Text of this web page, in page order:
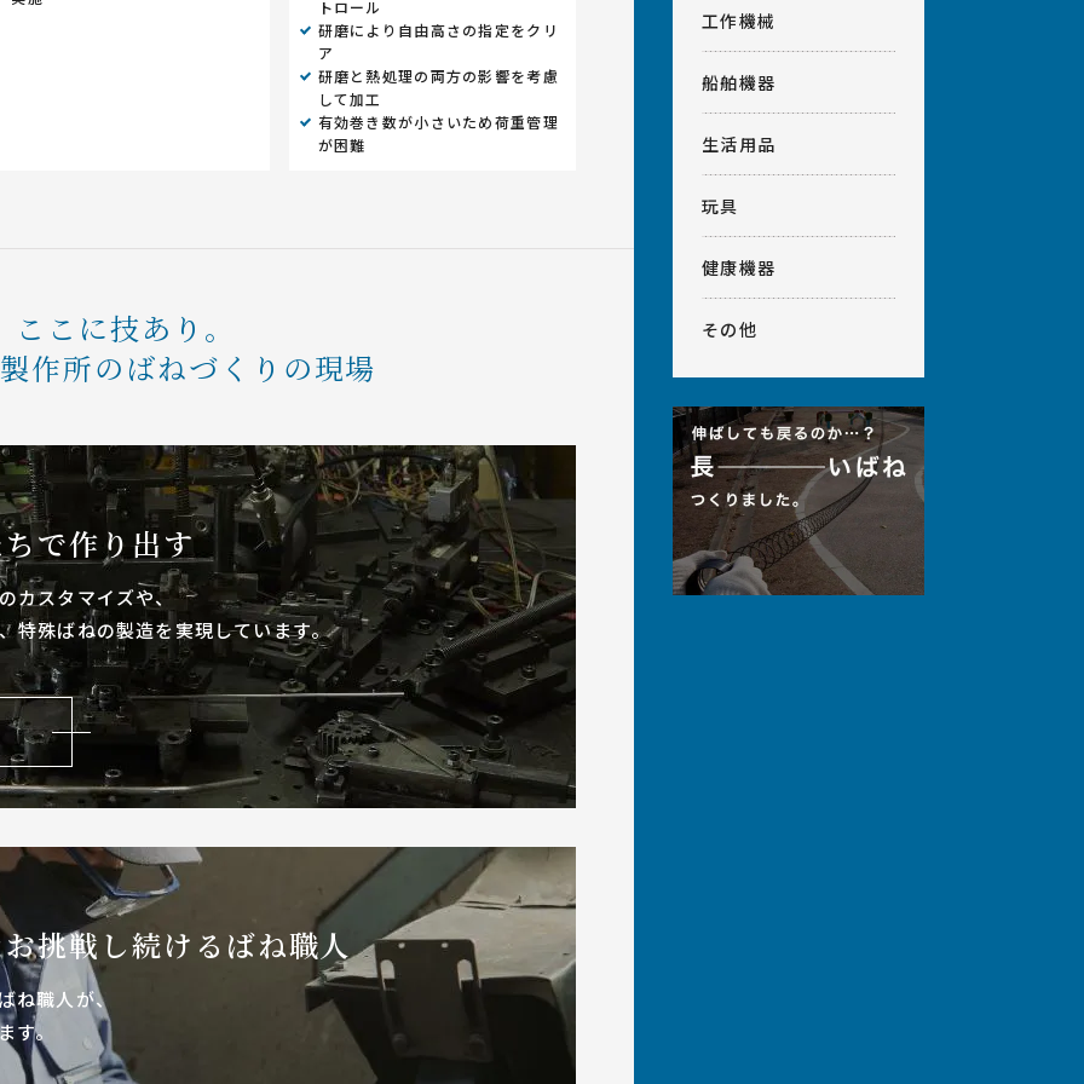
工作機械
船舶機器
生活用品
玩具
健康機器
その他
トロール
研磨により自由高さの指定をクリ
ア
研磨と熱処理の両方の影響を考慮
して加工
有効巻き数が小さいため荷重管理
が困難
ここに技あり。
作所のばねづくりの現場
で作り出す
カスタマイズや、
特殊ばねの製造を実現しています。
挑戦し続けるばね職人
ね職人が、
す。